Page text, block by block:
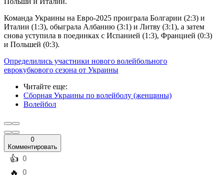
Команда Украины на Евро-2025 проиграла Болгарии (2:3) и
Италии (1:3), обыграла Албанию (3:1) и Литву (3:1), а затем
снова уступила в поединках с Испанией (1:3), Францией (0:3)
и Польшей (0:3).
Определились участники нового волейбольного
еврокубкового сезона от Украины
Читайте еще:
Сборная Украины по волейболу (женщины)
Волейбол
0
Комментировать
️👍 0
️🔥 0